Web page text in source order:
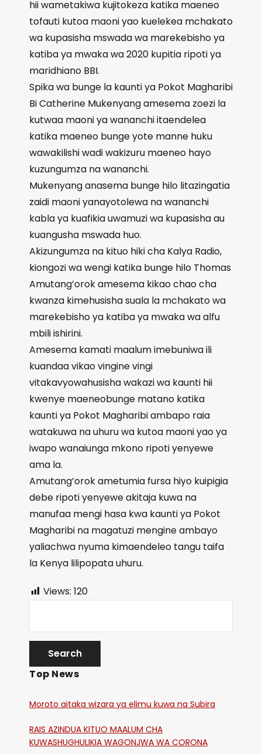
hii wametakiwa kujitokeza katika maeneo
tofauti kutoa maoni yao kuelekea mchakato
wa kupasisha mswada wa marekebisho ya
katiba ya mwaka wa 2020 kupitia ripoti ya
maridhiano BBI.
Spika wa bunge la kaunti ya Pokot Magharibi
Bi Catherine Mukenyang amesema zoezi la
kutwaa maoni ya wananchi itaendelea
katika maeneo bunge yote manne huku
wawakilishi wadi wakizuru maeneo hayo
kuzungumza na wananchi.
Mukenyang anasema bunge hilo litazingatia
zaidi maoni yanayotolewa na wananchi
kabla ya kuafikia uwamuzi wa kupasisha au
kuangusha mswada huo.
Akizungumza na kituo hiki cha Kalya Radio,
kiongozi wa wengi katika bunge hilo Thomas
Amutang’orok amesema kikao chao cha
kwanza kimehusisha suala la mchakato wa
marekebisho ya katiba ya mwaka wa alfu
mbili ishirini.
Amesema kamati maalum imebuniwa ili
kuandaa vikao vingine vingi
vitakavyowahusisha wakazi wa kaunti hii
kwenye maeneobunge matano katika
kaunti ya Pokot Magharibi ambapo raia
watakuwa na uhuru wa kutoa maoni yao ya
iwapo wanaiunga mkono ripoti yenyewe
ama la.
Amutang’orok ametumia fursa hiyo kuipigia
debe ripoti yenyewe akitaja kuwa na
manufaa mengi hasa kwa kaunti ya Pokot
Magharibi na magatuzi mengine ambayo
yaliachwa nyuma kimaendeleo tangu taifa
la Kenya lilipopata uhuru.
Views: 120
Top News
Moroto aitaka wizara ya elimu kuwa na Subira
RAIS AZINDUA KITUO MAALUM CHA
KUWASHUGHULIKIA WAGONJWA WA CORONA